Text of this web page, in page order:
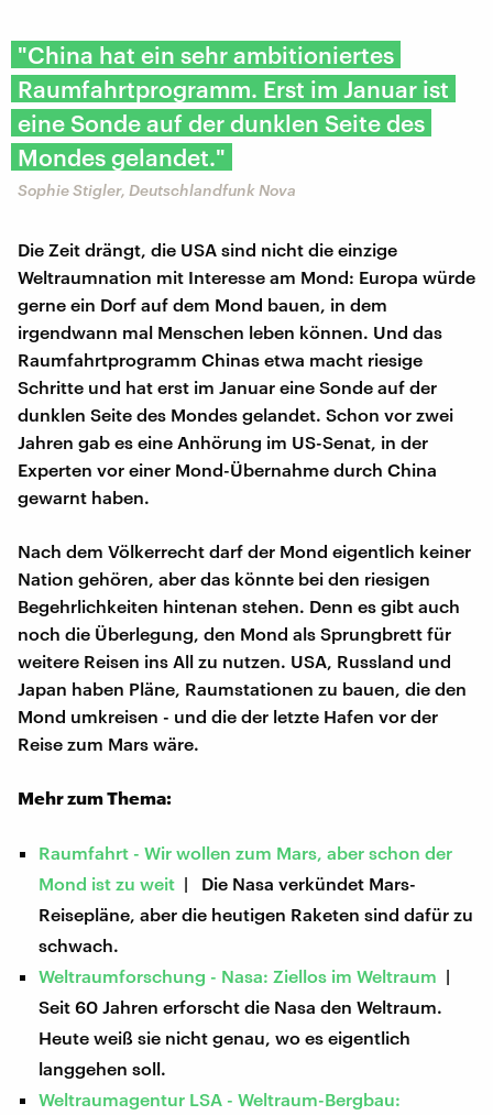
"China hat ein sehr ambitioniertes
Raumfahrtprogramm. Erst im Januar ist
eine Sonde auf der dunklen Seite des
Mondes gelandet."
Sophie Stigler, Deutschlandfunk Nova
Die Zeit drängt, die USA sind nicht die einzige
Weltraumnation mit Interesse am Mond: Europa würde
gerne ein Dorf auf dem Mond bauen, in dem
irgendwann mal Menschen leben können. Und das
Raumfahrtprogramm Chinas etwa macht riesige
Schritte und hat erst im Januar eine Sonde auf der
dunklen Seite des Mondes gelandet. Schon vor zwei
Jahren gab es eine Anhörung im US-Senat, in der
Experten vor einer Mond-Übernahme durch China
gewarnt haben.
Nach dem Völkerrecht darf der Mond eigentlich keiner
Nation gehören, aber das könnte bei den riesigen
Begehrlichkeiten hintenan stehen. Denn es gibt auch
noch die Überlegung, den Mond als Sprungbrett für
weitere Reisen ins All zu nutzen. USA, Russland und
Japan haben Pläne, Raumstationen zu bauen, die den
Mond umkreisen - und die der letzte Hafen vor der
Reise zum Mars wäre.
Mehr zum Thema:
Raumfahrt - Wir wollen zum Mars, aber schon der
Mond ist zu weit | Die Nasa verkündet Mars-
Reisepläne, aber die heutigen Raketen sind dafür zu
schwach.
Weltraumforschung - Nasa: Ziellos im Weltraum |
Seit 60 Jahren erforscht die Nasa den Weltraum.
Heute weiß sie nicht genau, wo es eigentlich
langgehen soll.
Weltraumagentur LSA - Weltraum-Bergbau: